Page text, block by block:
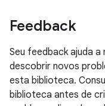
Feedback
Seu feedback ajuda
descobrir novos
esta biblioteca.
biblioteca antes de